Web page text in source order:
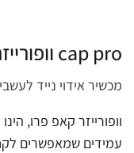
cap pro וופורייזר
מכשיר אידוי נייד
וופורייזר קאפ פרו,
עמידים שמאפשרים